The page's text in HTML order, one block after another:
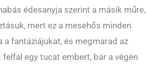
édesanyja szerint a másik műre,
mert ez a mesehős minden
a fantáziájukat, és megmarad az
egy tucat embert, bár a végén